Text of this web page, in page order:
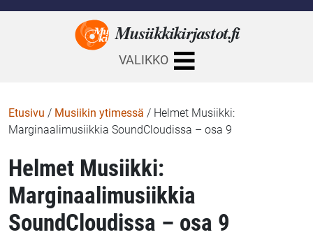
Musiikkikirjastot.fi
VALIKKO
Etusivu / Musiikin ytimessä / Helmet Musiikki:
Marginaalimusiikkia SoundCloudissa – osa 9
Helmet Musiikki:
Marginaalimusiikkia
SoundCloudissa – osa 9